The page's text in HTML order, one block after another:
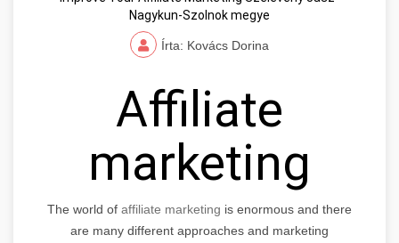
Nagykun-Szolnok megye
Írta: Kovács Dorina
Affiliate
marketing
The world of affiliate marketing is enormous and there
are many different approaches and marketing